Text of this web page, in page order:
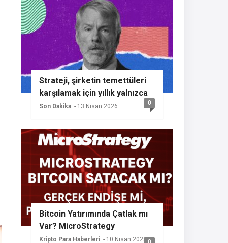
Strateji, şirketin temettüleri
karşılamak için yıllık yalnızca
%2 BTC büyümesine ihtiyaç
duyması nedeniyle başka bir
Bitcoin alımının sinyalini
veriyor
Son Dakika - 13 Nisan 2026 0
Bitcoin Yatırımında Çatlak mı
Var? MicroStrategy
Sessizliğini Koruyor
Kripto Para Haberleri - 10 Nisan 2025